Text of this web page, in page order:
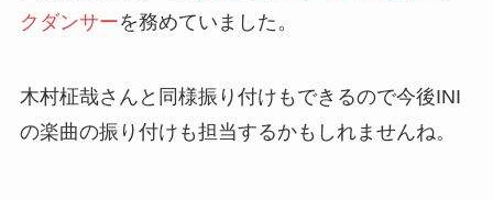
クダンサーを務めていました。
木村柾哉さんと同様振り付けもできるので今後INI
の楽曲の振り付けも担当するかもしれませんね。